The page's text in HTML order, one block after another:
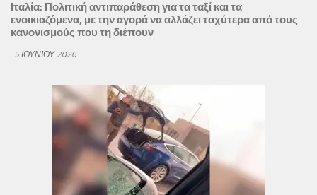
Ιταλία: Πολιτική αντιπαράθεση για τα ταξί και τα
ενοικιαζόμενα, με την αγορά να αλλάζει ταχύτερα από τους
κανονισμούς που τη διέπουν
5 ΙΟΥΝΊΟΥ 2026